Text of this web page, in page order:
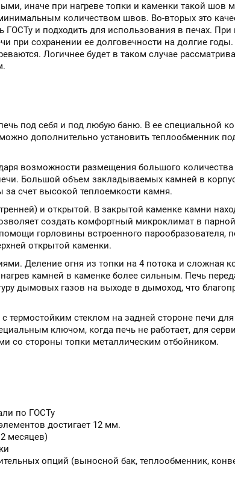
иначе при нагреве топки и каменки такой шов
количеством швов. Во-вторых это
и подходить для использования в печах.
при сохранении ее долговечности на долгие
Логичнее будет в таком случае
под себя и под любую баню. В ее специальной
дополнительно установить теплообменник
возможности размещения большого
Большой объем закладываемых камней в
счет высокой теплоемкости камня.
и открытой. В закрытой каменке камни
создать комфортный микроклимат в
горловины встроенного парообразователя,
открытой каменки.
Деление огня из топки на 4 потока и сложная
камней в каменке более сильным. Печь
дымовых газов на выходе в дымоход, что
термостойким стеклом на задней стороне печи
ключом, когда печь не работает, для
со стороны топки металлическим отбойником.
по ГОСТу
достигает 12 мм.
месяцев)
опций (выносной бак, теплообменник,